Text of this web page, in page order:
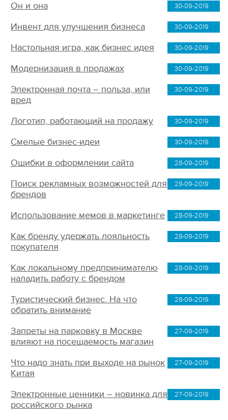
30-09-2019
Он и она
30-09-2019
Инвент для улучшения бизнеса
30-09-2019
Настольная игра, как бизнес идея
30-09-2019
Модернизация в продажах
30-09-2019
Электронная почта – польза, или
вред
30-09-2019
Логотип, работающий на продажу
30-09-2019
Смелые бизнес-идеи
28-09-2019
Ошибки в оформлении сайта
28-09-2019
Поиск рекламных возможностей для
брендов
28-09-2019
Использование мемов в маркетинге
28-09-2019
Как бренду удержать лояльность
покупателя
28-09-2019
Как локальному предпринимателю
наладить работу с брендом
28-09-2019
Туристический бизнес. На что
обратить внимание
27-09-2019
Запреты на парковку в Москве
влияют на посещаемость магазин
27-09-2019
Что надо знать при выходе на рынок
Китая
27-09-2019
Электронные ценники – новинка для
российского рынка